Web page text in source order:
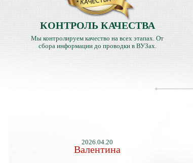
КОНТРОЛЬ КАЧЕСТВА
Мы контролируем качество на всех этапах. От
сбора информации до проводки в ВУЗах.
2026.04.20
Валентина